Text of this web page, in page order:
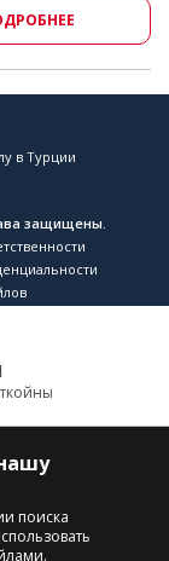
в Турции
защищены.
поиска